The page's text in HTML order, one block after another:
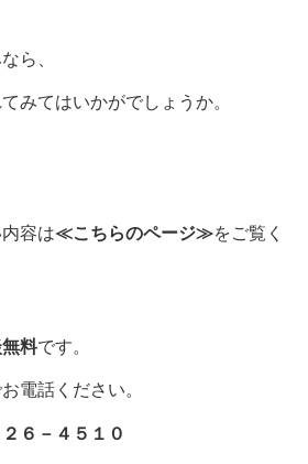
ら、
みてはいかがでしょうか。
容は≪こちらのページ≫をご覧く
料です。
電話ください。
６－４５１０